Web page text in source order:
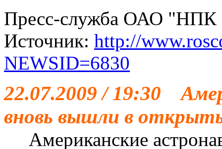
Пресс-служба ОАО "НПК
Источник: http://
NEWSID=6830
22.07.2009 / 19:30
вновь вышли в
Американские